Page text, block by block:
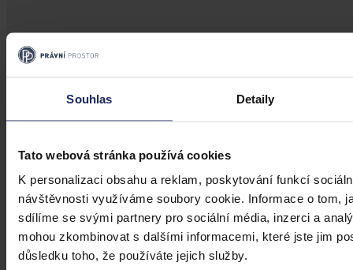
Souhlas Detaily
Tato webová stránka používá cookies
K personalizaci obsahu a reklam, poskytování funkcí
návštěvnosti využíváme soubory cookie. Informace o tom,
sdílíme se svými partnery pro sociální média, inzerci a
mohou zkombinovat s dalšími informacemi, které jste jim
důsledku toho, že používáte jejich služby.
koalice
Praha 1. srpna (ČTK) - Úkladná vražda a některé další trestné činy s
úmyslným usmrcením by se mohly zařadit mezi nepromlčitelné. Jde
také například o některé činy související s obecným ohrožením,
teroristickým útokem a terorem, za něž hrozí až výjimečný trest.
ČTK • 3. srpna 2026, 10:04